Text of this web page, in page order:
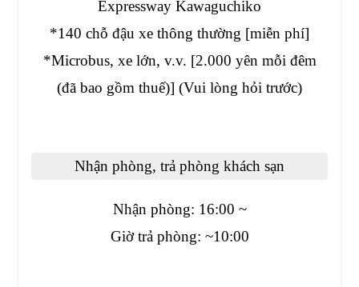
Expressway Kawaguchiko
*140 chỗ đậu xe thông thường [miễn phí]
*Microbus, xe lớn, v.v. [2.000 yên mỗi đêm
(đã bao gồm thuế)] (Vui lòng hỏi trước)
Nhận phòng, trả phòng khách sạn
Nhận phòng: 16:00 ~
Giờ trả phòng: ~10:00